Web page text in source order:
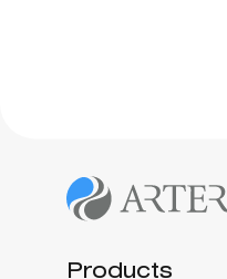
Products